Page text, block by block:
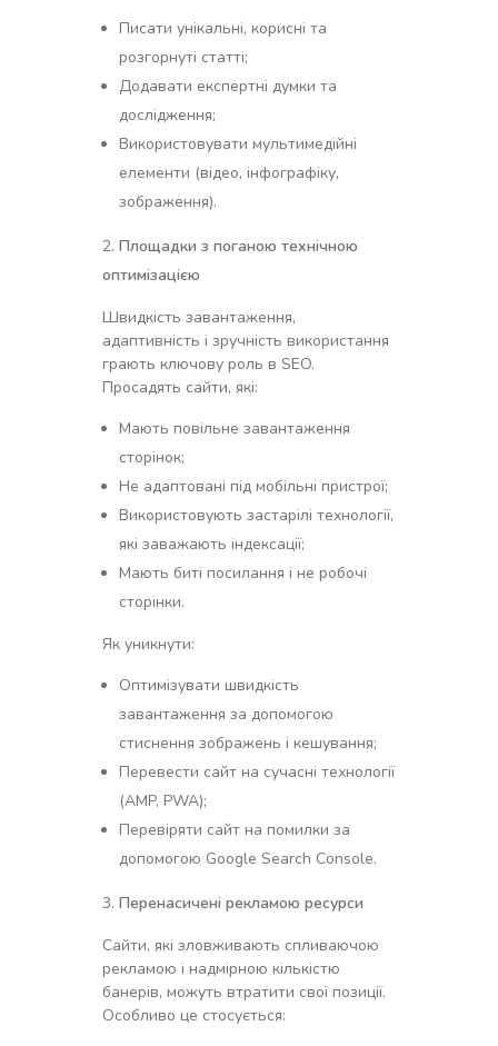
Писати унікальні, корисні та
розгорнуті статті;
Додавати експертні думки та
дослідження;
Використовувати мультимедійні
елементи (відео, інфографіку,
зображення).
Площадки з поганою технічною
оптимізацією
Швидкість завантаження,
адаптивність і зручність використання
грають ключову роль в SEO.
Просадять сайти, які:
Мають повільне завантаження
сторінок;
Не адаптовані під мобільні пристрої;
Використовують застарілі технології,
які заважають індексації;
Мають биті посилання і не робочі
сторінки.
Як уникнути:
Оптимізувати швидкість
завантаження за допомогою
стиснення зображень і кешування;
Перевести сайт на сучасні технології
(AMP, PWA);
Перевіряти сайт на помилки за
допомогою Google Search Console.
Перенасичені рекламою ресурси
Сайти, які зловживають спливаючою
рекламою і надмірною кількістю
банерів, можуть втратити свої позиції.
Особливо це стосується: